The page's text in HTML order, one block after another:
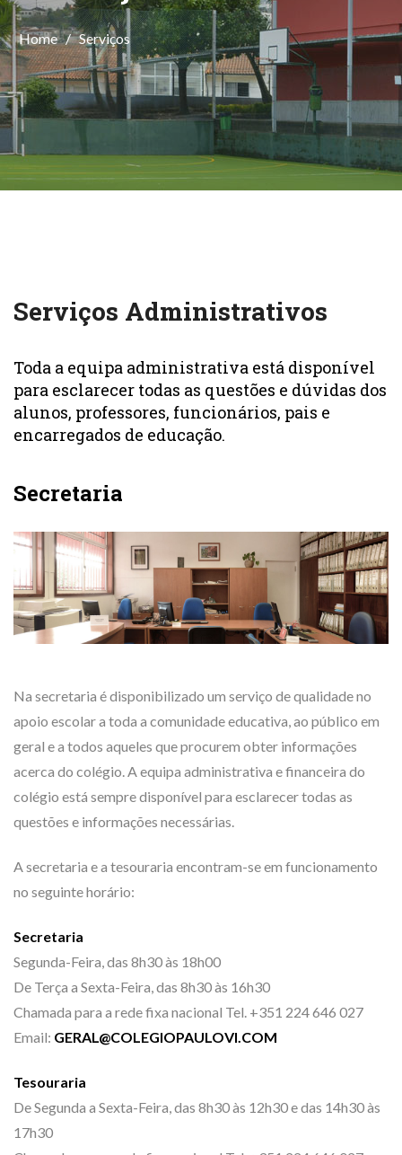
Home/Serviços
Serviços Administrativos
Toda a equipa administrativa está disponível
para esclarecer todas as questões e dúvidas dos
alunos, professores, funcionários, pais e
encarregados de educação.
Secretaria
Na secretaria é disponibilizado um serviço de qualidade no
apoio escolar a toda a comunidade educativa, ao público em
geral e a todos aqueles que procurem obter informações
acerca do colégio. A equipa administrativa e financeira do
colégio está sempre disponível para esclarecer todas as
questões e informações necessárias.
A secretaria e a tesouraria encontram-se em funcionamento
no seguinte horário:
Secretaria
Segunda-Feira, das 8h30 às 18h00
De Terça a Sexta-Feira, das 8h30 às 16h30
Chamada para a rede fixa nacional Tel. +351 224 646 027
Email: GERAL@COLEGIOPAULOVI.COM
Tesouraria
De Segunda a Sexta-Feira, das 8h30 às 12h30 e das 14h30 às
17h30